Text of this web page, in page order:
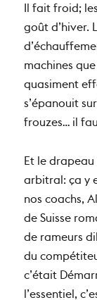
Il fait froid;
goût d’hiver.
machines
quasiment
s’épanouit
frouzes… il
Et le
arbitral: ça y
nos coachs,
de Suisse
de rameurs
du
c’était